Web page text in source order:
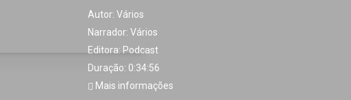
Autor: Vários
Narrador: Vários
Editora: Podcast
Duração: 0:34:56
Mais informações